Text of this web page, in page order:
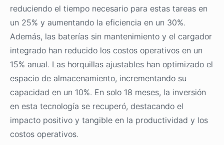
reduciendo el tiempo necesario para estas tareas en
un 25% y aumentando la eficiencia en un 30%.
Además, las baterías sin mantenimiento y el cargador
integrado han reducido los costos operativos en un
15% anual. Las horquillas ajustables han optimizado el
espacio de almacenamiento, incrementando su
capacidad en un 10%. En solo 18 meses, la inversión
en esta tecnología se recuperó, destacando el
impacto positivo y tangible en la productividad y los
costos operativos.